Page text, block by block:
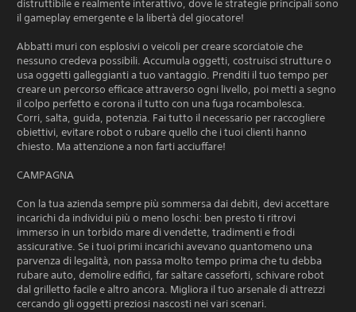
distruttibile e realmente interattivo, dove le strategie principali sono
il gameplay emergente e la libertà del giocatore!
Abbatti muri con esplosivi o veicoli per creare scorciatoie che
nessuno credeva possibili. Accumula oggetti, costruisci strutture o
usa oggetti galleggianti a tuo vantaggio. Prenditi il tuo tempo per
creare un percorso efficace attraverso ogni livello, poi metti a segno
il colpo perfetto e corona il tutto con una fuga rocambolesca.
Corri, salta, guida, potenzia. Fai tutto il necessario per raccogliere
obiettivi, evitare robot o rubare quello che i tuoi clienti hanno
chiesto. Ma attenzione a non farti acciuffare!
CAMPAGNA
Con la tua azienda sempre più sommersa dai debiti, devi accettare
incarichi da individui più o meno loschi: ben presto ti ritrovi
immerso in un torbido mare di vendette, tradimenti e frodi
assicurative. Se i tuoi primi incarichi avevano quantomeno una
parvenza di legalità, non passa molto tempo prima che tu debba
rubare auto, demolire edifici, far saltare casseforti, schivare robot
dal grilletto facile e altro ancora. Migliora il tuo arsenale di attrezzi
cercando gli oggetti preziosi nascosti nei vari scenari.